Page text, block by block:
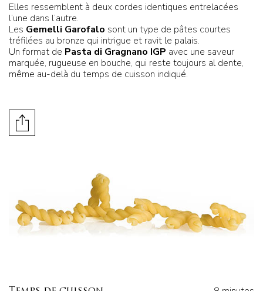
Elles ressemblent à deux cordes identiques entrelacées
l’une dans l’autre.
Les Gemelli Garofalo sont un type de pâtes courtes
tréfilées au bronze qui intrigue et ravit le palais.
Un format de Pasta di Gragnano IGP avec une saveur
marquée, rugueuse en bouche, qui reste toujours al dente,
même au-delà du temps de cuisson indiqué.